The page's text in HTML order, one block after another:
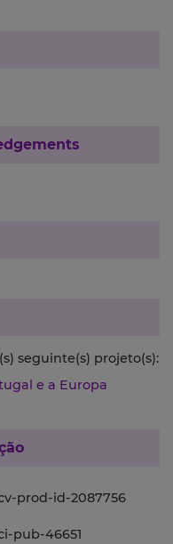
seguinte(s) projeto(s):
e a Europa
prod-id-2087756
pub-46651